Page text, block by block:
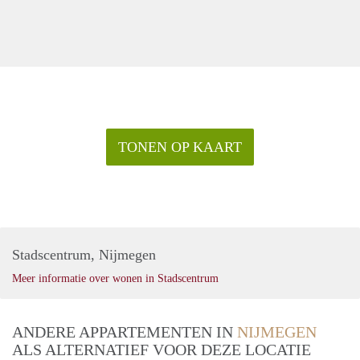
TONEN OP KAART
Stadscentrum, Nijmegen
Meer informatie over wonen in Stadscentrum
ANDERE APPARTEMENTEN IN NIJMEGEN
ALS ALTERNATIEF VOOR DEZE LOCATIE